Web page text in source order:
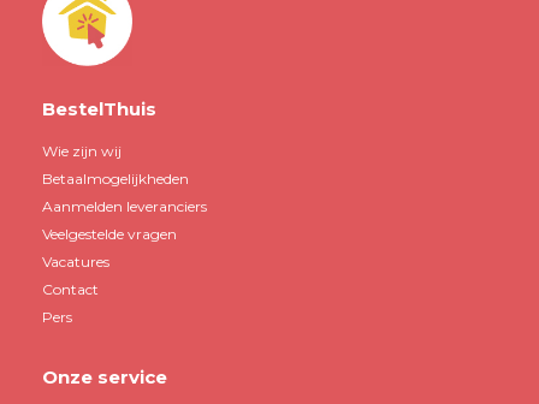
BestelThuis
Wie zijn wij
Betaalmogelijkheden
Aanmelden leveranciers
Veelgestelde vragen
Vacatures
Contact
Pers
Onze service